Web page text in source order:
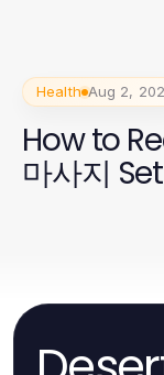
Health Aug 2,
How to
마사지